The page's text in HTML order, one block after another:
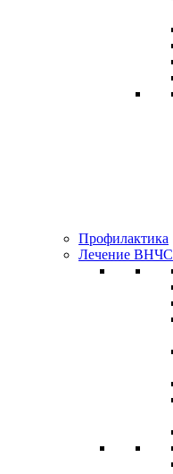
Профилактика
Лечение ВНЧС